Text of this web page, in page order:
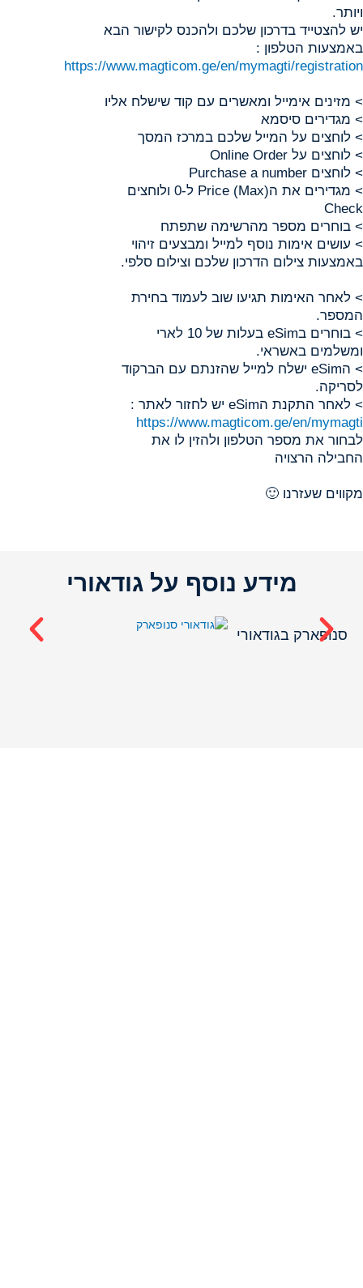
ויותר.
יש להצטייד בדרכון שלכם ולהכנס לקישור הבא
באמצעות הטלפון :
https://www.magticom.ge/en/mymagti/registration
> מזינים אימייל ומאשרים עם קוד שישלח אליו
> מגדירים סיסמא
> לוחצים על המייל שלכם במרכז המסך
> לוחצים על Online Order
> לוחצים Purchase a number
> מגדירים את הPrice (Max) ל-0 ולוחצים
Check
> בוחרים מספר מהרשימה שתפתח
> עושים אימות נוסף למייל ומבצעים זיהוי
באמצעות צילום הדרכון שלכם וצילום סלפי.
> לאחר האימות תגיעו שוב לעמוד בחירת
המספר.
> בוחרים בeSim בעלות של 10 לארי
ומשלמים באשראי.
> הeSim ישלח למייל שהזנתם עם הברקוד
לסריקה.
> לאחר התקנת הeSim יש לחזור לאתר :
https://www.magticom.ge/en/mymagti
לבחור את מספר הטלפון ולהזין לו את
החבילה הרצויה
מקווים שעזרנו 🙂
מידע נוסף על גודאורי
סנופארק בגודאורי